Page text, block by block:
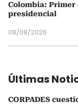
Colombia: Primer
presidencial
08/08/2026
Últimas
CORPADES